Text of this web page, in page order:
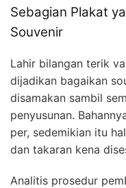
Sebagian Plakat
Souvenir
Lahir bilangan terik
dijadikan bagaikan
disamakan sambil
penyusunan.
per, sedemikian itu
dan takaran kena
Analitis prosedur